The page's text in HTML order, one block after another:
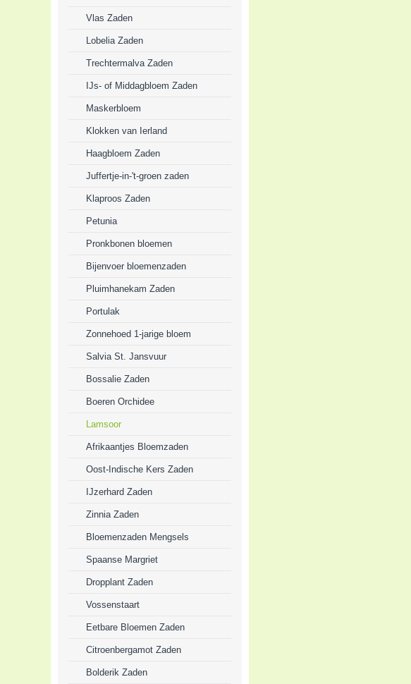
Vlas Zaden
Lobelia Zaden
Trechtermalva Zaden
IJs- of Middagbloem Zaden
Maskerbloem
Klokken van Ierland
Haagbloem Zaden
Juffertje-in-'t-groen zaden
Klaproos Zaden
Petunia
Pronkbonen bloemen
Bijenvoer bloemenzaden
Pluimhanekam Zaden
Portulak
Zonnehoed 1-jarige bloem
Salvia St. Jansvuur
Bossalie Zaden
Boeren Orchidee
Lamsoor
Afrikaantjes Bloemzaden
Oost-Indische Kers Zaden
IJzerhard Zaden
Zinnia Zaden
Bloemenzaden Mengsels
Spaanse Margriet
Dropplant Zaden
Vossenstaart
Eetbare Bloemen Zaden
Citroenbergamot Zaden
Bolderik Zaden